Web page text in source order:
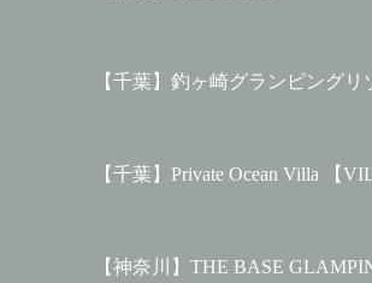
【千葉】釣ヶ崎グランピングリ
【千葉】Private Ocean Villa 【
【神奈川】THE BASE